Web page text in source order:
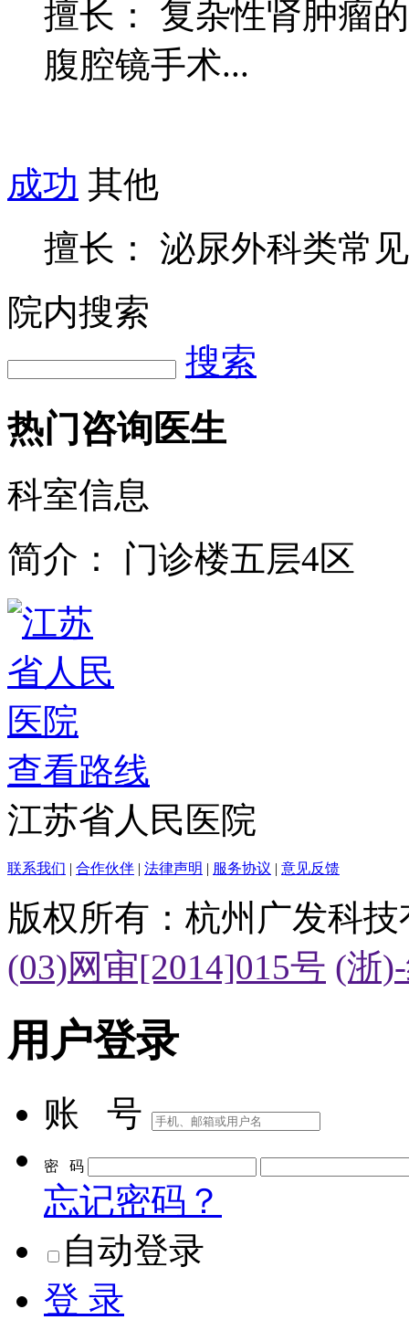
擅长： 复杂性肾肿瘤
腹腔镜手术...
成功 其他
擅长： 泌尿外科类常
院内搜索
搜索
热门咨询医生
科室信息
简介：
门诊楼五层4区
查看路线
江苏省人民医院
联系我们 | 合作伙伴 | 法律声明 | 服务协议 | 意见反馈
版权所有：杭州广发科
(03)网审[2014]015号 (浙
用户登录
账 号
密 码
忘记密码？
自动登录
登 录